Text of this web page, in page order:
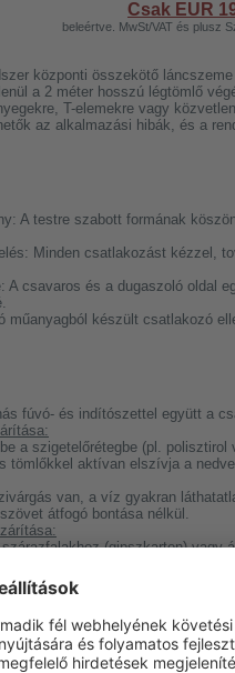
Csak EUR
beleértve. MwSt/VAT és plusz
központi összekötő
a 2 méter hosszú légtömlő
T-elemekre vagy
az alkalmazási hibák, és a
A testre szabott formának
Minden csatlakozást kézzel,
A csavaros és a dugaszoló oldal
műanyagból készült csatlakozó
fúvó- és indítószettel együtt a
a szigetelőrétegbe (pl.
tömlőkkel aktívan elszívja a
van, a víz gyakran
átfogó bontása nélkül.
(gipszkarton) vagy
szekrények mögött lévő
hogy a bútorokat vagy a
köszönhetően elérheti a
alatti fülkéket.